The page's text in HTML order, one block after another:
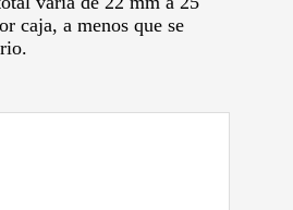
caja, a menos que se